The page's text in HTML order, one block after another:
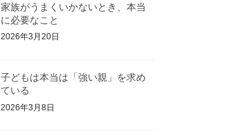
家族がうまくいかないとき、本当
に必要なこと
2026年3月20日
子どもは本当は「強い親」を求め
ている
2026年3月8日